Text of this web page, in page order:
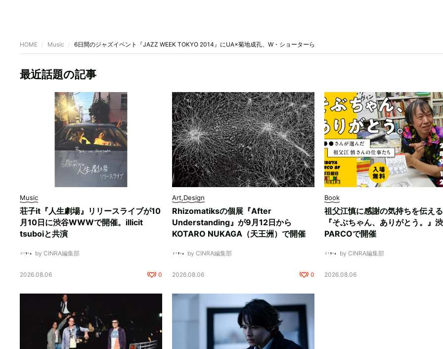
HOME Music 6日間のジャズイベント『JAZZ WEEK TOKYO 2014』にUA×菊地成孔、W・ショーターら
最近話題の記事
Music
荘子it『人生劇場』リリースライブが10
月10日に渋谷WWWで開催。illicit
tsuboiと共演
by CINRA編集部
2026.08.06 0
Art,Design
Rhizomatiksの個展『After
Understanding』が9月12日から
KOTARO NUKAGA（天王洲）で開催
by CINRA編集部
2026.08.06 0
Book
祖父江慎に感謝の気持ちを伝え
『そぶちゃん、ありがとう。』
PARCOで開催
by CINRA編集部
2026.08.06